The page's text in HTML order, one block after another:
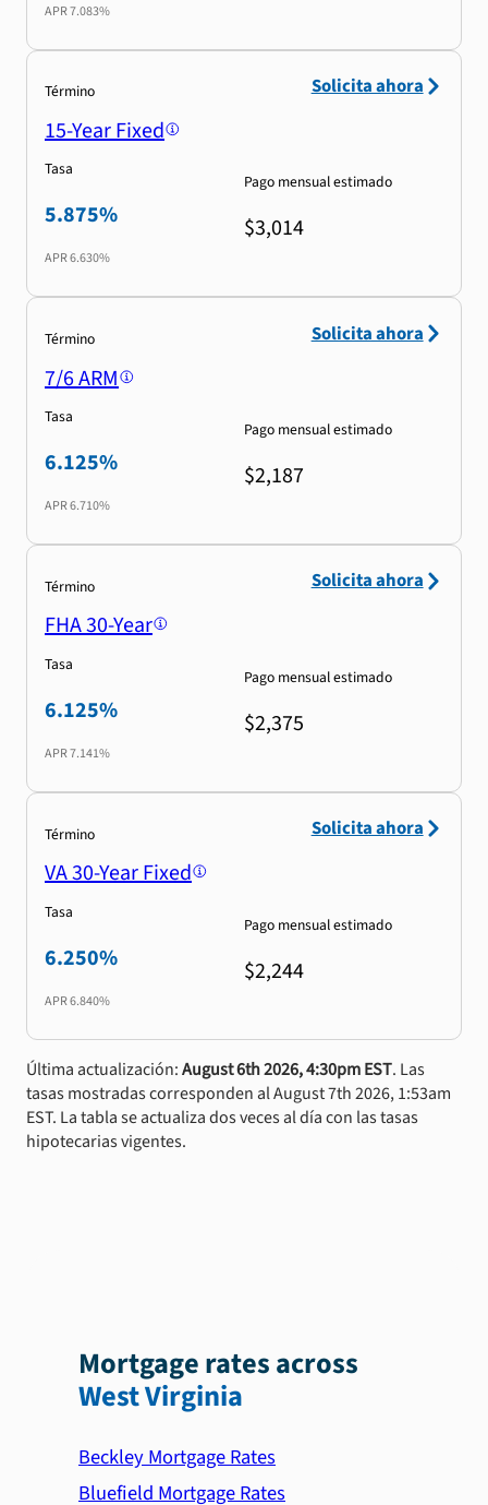
APR7.083%
Término
15-Year Fixed
Tasa
5.875%
APR6.630%
Pago mensual estimado
$3,014
Solicita ahora
Término
7/6 ARM
Tasa
6.125%
APR6.710%
Pago mensual estimado
$2,187
Solicita ahora
Término
FHA 30-Year
Tasa
6.125%
APR7.141%
Pago mensual estimado
$2,375
Solicita ahora
Término
VA 30-Year Fixed
Tasa
6.250%
APR6.840%
Pago mensual estimado
$2,244
Solicita ahora
Última actualización:August 6th 2026, 4:30pm EST. Las
tasas mostradas corresponden al August 7th 2026, 1:53am
EST. La tabla se actualiza dos veces al día con las tasas
hipotecarias vigentes.
Mortgage rates across
West Virginia
Beckley Mortgage Rates
Bluefield Mortgage Rates